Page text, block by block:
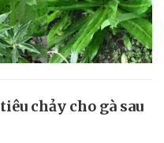
chảy cho gà sau